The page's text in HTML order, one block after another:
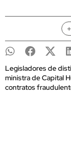
Legisladores de
ministra de Capital
contratos